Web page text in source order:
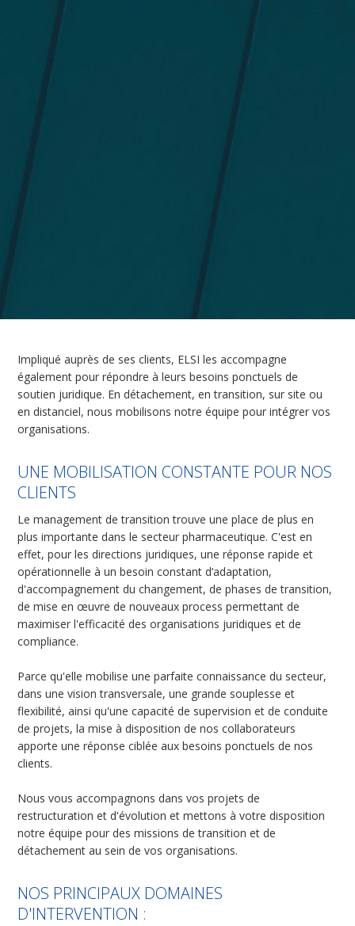
Impliqué auprès de ses clients, ELSI les accompagne
également pour répondre à leurs besoins ponctuels de
soutien juridique. En détachement, en transition, sur site ou
en distanciel, nous mobilisons notre équipe pour intégrer vos
organisations.
UNE MOBILISATION CONSTANTE POUR NOS
CLIENTS
Le management de transition trouve une place de plus en
plus importante dans le secteur pharmaceutique. C'est en
effet, pour les directions juridiques, une réponse rapide et
opérationnelle à un besoin constant d’adaptation,
d'accompagnement du changement, de phases de transition,
de mise en œuvre de nouveaux process permettant de
maximiser l'efficacité des organisations juridiques et de
compliance.
Parce qu'elle mobilise une parfaite connaissance du secteur,
dans une vision transversale, une grande souplesse et
flexibilité, ainsi qu'une capacité de supervision et de conduite
de projets, la mise à disposition de nos collaborateurs
apporte une réponse ciblée aux besoins ponctuels de nos
clients.
Nous vous accompagnons dans vos projets de
restructuration et d'évolution et mettons à votre disposition
notre équipe pour des missions de transition et de
détachement au sein de vos organisations.
NOS PRINCIPAUX DOMAINES
D'INTERVENTION :